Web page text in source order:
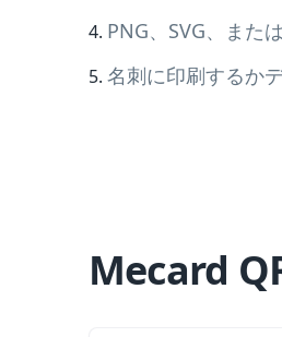
PNG、SVG、また
名刺に印刷するか
Mecard